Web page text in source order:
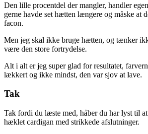
Den lille procentdel der mangler, handler
gerne havde set hætten længere og måske at
facon.
Men jeg skal ikke bruge hætten, og tænker
være den store fortrydelse.
Alt i alt er jeg super glad for resultatet,
lækkert og ikke mindst, den var sjov at lave.
Tak
Tak fordi du læste med, håber du har lyst til
hæklet cardigan med strikkede afslutninger.